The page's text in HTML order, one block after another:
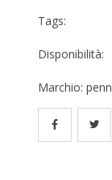
Tags:
Disponibilità:
Marchio: penn